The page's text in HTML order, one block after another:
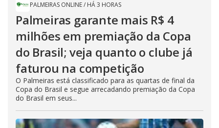
PALMEIRAS ONLINE/ HÁ 3 HORAS
Palmeiras garante mais R$ 4
milhões em premiação da Copa
do Brasil; veja quanto o clube já
faturou na competição
O Palmeiras está classificado para as quartas de final da
Copa do Brasil e segue arrecadando premiação da Copa
do Brasil em seus...